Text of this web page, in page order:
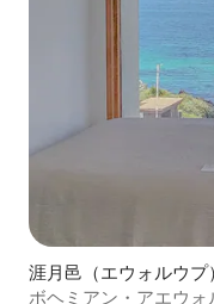
涯月邑（エウォルウプ
ート
ボヘミアン・アエウ